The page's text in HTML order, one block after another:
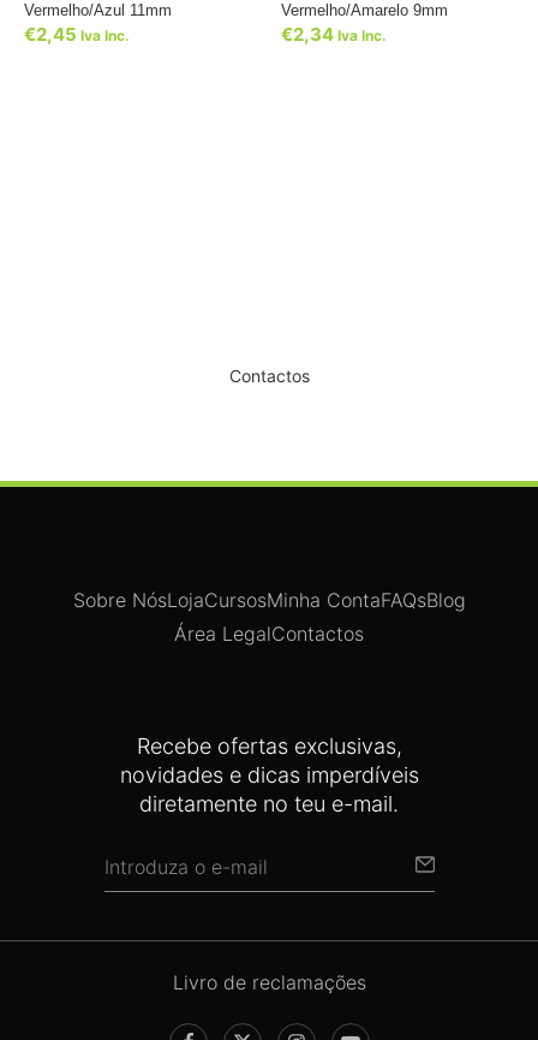
Vermelho/Azul 11mm
€2,45 Iva Inc.
Vermelho/Amarelo 9mm
€2,34 Iva Inc.
Contactos
Recebe ofertas exclusivas,
novidades e dicas imperdíveis
diretamente no teu e-mail.
Sobre NósLojaCursosMinha ContaFAQsBlog
Área LegalContactos
Livro de reclamações